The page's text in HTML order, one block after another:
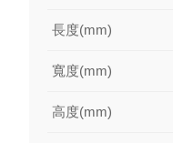
長度(mm)
寬度(mm)
高度(mm)